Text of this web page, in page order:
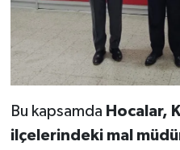
Bu kapsamda Hocalar,
ilçelerindeki mal